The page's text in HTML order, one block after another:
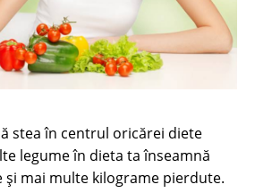
stea în centrul oricărei diete
legume în dieta ta înseamnă
şi mai multe kilograme pierdute.